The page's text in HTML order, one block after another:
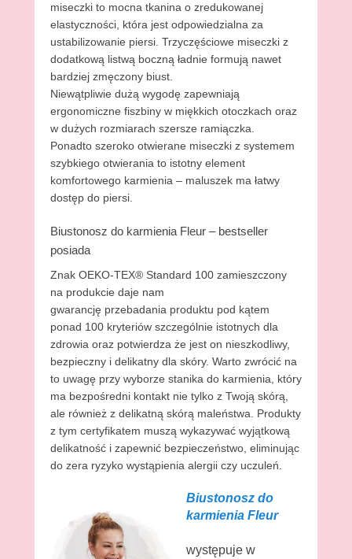
miseczki to mocna tkanina o zredukowanej
elastyczności, która jest odpowiedzialna za
ustabilizowanie piersi. Trzyczęściowe miseczki z
dodatkową listwą boczną ładnie formują nawet
bardziej zmęczony biust.
Niewątpliwie dużą wygodę zapewniają
ergonomiczne fiszbiny w miękkich otoczkach oraz
w dużych rozmiarach szersze ramiączka.
Ponadto szeroko otwierane miseczki z systemem
szybkiego otwierania to istotny element
komfortowego karmienia – maluszek ma łatwy
dostęp do piersi.
Biustonosz do karmienia Fleur – bestseller
posiada
Znak OEKO-TEX® Standard 100 zamieszczony
na produkcie daje nam
gwarancję przebadania produktu pod kątem
ponad 100 kryteriów szczególnie istotnych dla
zdrowia oraz potwierdza że jest on nieszkodliwy,
bezpieczny i delikatny dla skóry. Warto zwrócić na
to uwagę przy wyborze stanika do karmienia, który
ma bezpośredni kontakt nie tylko z Twoją skórą,
ale również z delikatną skórą maleństwa. Produkty
z tym certyfikatem muszą wykazywać wyjątkową
delikatność i zapewnić bezpieczeństwo, eliminując
do zera ryzyko wystąpienia alergii czy uczuleń.
Biustonosz do
karmienia Fleur
występuje w